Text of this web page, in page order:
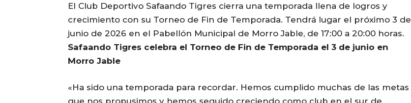
El Club Deportivo Safaando Tigres cierra una temporada llena de logros y
crecimiento con su Torneo de Fin de Temporada. Tendrá lugar el próximo 3 de
junio de 2026 en el Pabellón Municipal de Morro Jable, de 17:00 a 20:00 horas.
Safaando Tigres celebra el Torneo de Fin de Temporada el 3 de junio en
Morro Jable
«Ha sido una temporada para recordar. Hemos cumplido muchas de las metas
que nos propusimos y hemos seguido creciendo como club en el sur de